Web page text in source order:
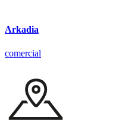
Arkadia
comercial